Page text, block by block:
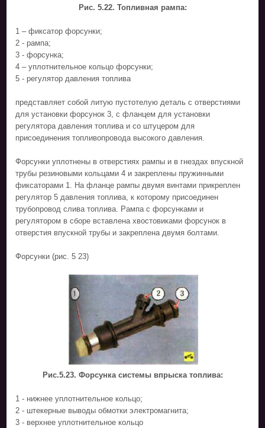
Рис. 5.22. Топливная рампа:
1 – фиксатор форсунки;
2 - рампа;
3 - форсунка;
4 – уплотнительное кольцо форсунки;
5 - регулятор давления топлива
представляет собой литую пустотелую деталь с отверстиями
для установки форсунок 3, с фланцем для установки
регулятора давления топлива и со штуцером для
присоединения топливопровода высокого давления.
Форсунки уплотнены в отверстиях рампы и в гнездах впускной
трубы резиновыми кольцами 4 и закреплены пружинными
фиксаторами 1. На фланце рампы двумя винтами прикреплен
регулятор 5 давления топлива, к которому присоединен
трубопровод слива топлива. Рампа с форсунками и
регулятором в сборе вставлена хвостовиками форсунок в
отверстия впускной трубы и закреплена двумя болтами.
Форсунки (рис. 5 23)
Рис.5.23. Форсунка системы впрыска топлива:
1 - нижнее уплотнительное кольцо;
2 - штекерные выводы обмотки электромагнита;
3 - верхнее уплотнительное кольцо